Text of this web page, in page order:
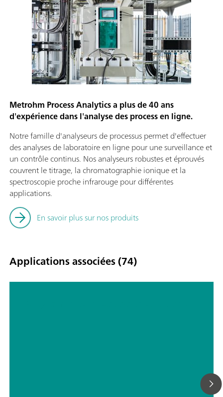
Metrohm Process Analytics a plus de 40 ans
d'expérience dans l'analyse des process en ligne.
Notre famille d'analyseurs de processus permet d'effectuer
des analyses de laboratoire en ligne pour une surveillance et
un contrôle continus. Nos analyseurs robustes et éprouvés
couvrent le titrage, la chromatographie ionique et la
spectroscopie proche infrarouge pour différentes
applications.
En savoir plus sur nos produits
Applications associées (74)